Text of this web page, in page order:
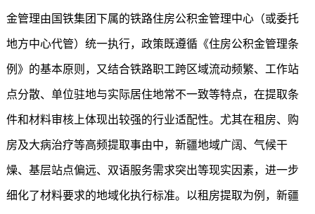
金管理由国铁集团下属的铁路住房公积金管理中心（或委托
地方中心代管）统一执行，政策既遵循《住房公积金管理条
例》的基本原则，又结合铁路职工跨区域流动频繁、工作站
点分散、单位驻地与实际居住地常不一致等特点，在提取条
件和材料审核上体现出较强的行业适配性。尤其在租房、购
房及大病治疗等高频提取事由中，新疆地域广阔、气候干
燥、基层站点偏远、双语服务需求突出等现实因素，进一步
细化了材料要求的地域化执行标准。以租房提取为例，新疆